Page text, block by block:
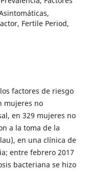
Fertile Period,
factores de riesgo
mujeres no
en 329 mujeres no
a la toma de la
en una clínica de
entre febrero 2017
bacteriana se hizo